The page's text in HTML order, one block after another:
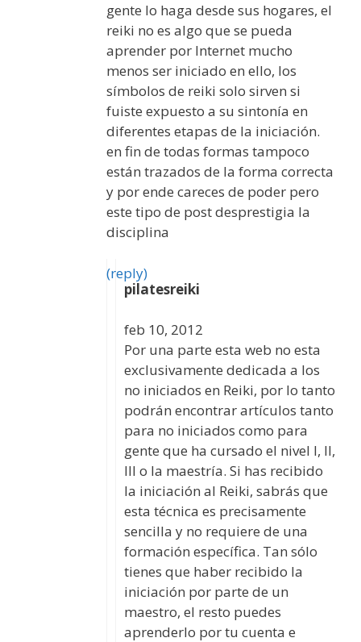
gente lo haga desde sus hogares, el
reiki no es algo que se pueda
aprender por Internet mucho
menos ser iniciado en ello, los
símbolos de reiki solo sirven si
fuiste expuesto a su sintonía en
diferentes etapas de la iniciación.
en fin de todas formas tampoco
están trazados de la forma correcta
y por ende careces de poder pero
este tipo de post desprestigia la
disciplina
(reply)
pilatesreiki
feb 10, 2012
Por una parte esta web no esta
exclusivamente dedicada a los
no iniciados en Reiki, por lo tanto
podrán encontrar artículos tanto
para no iniciados como para
gente que ha cursado el nivel I, II,
III o la maestría. Si has recibido
la iniciación al Reiki, sabrás que
esta técnica es precisamente
sencilla y no requiere de una
formación específica. Tan sólo
tienes que haber recibido la
iniciación por parte de un
maestro, el resto puedes
aprenderlo por tu cuenta e